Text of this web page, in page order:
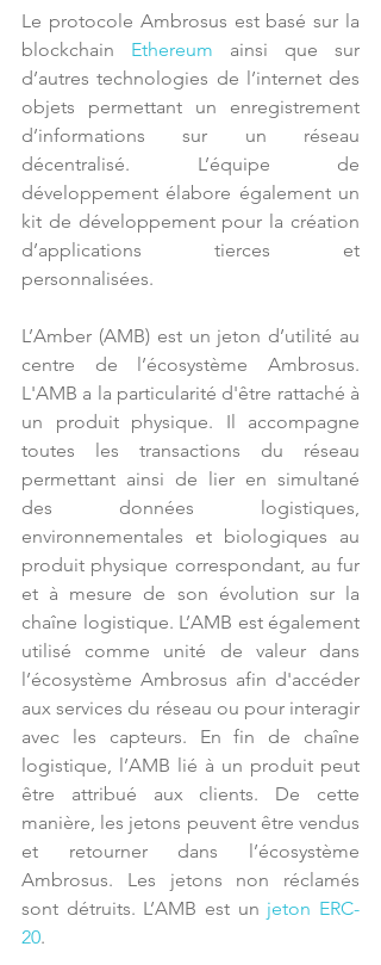
Le protocole Ambrosus est basé sur la
blockchain Ethereum ainsi que sur
d’autres technologies de l’internet des
objets permettant un enregistrement
d’informations sur un réseau
décentralisé. L’équipe de
développement élabore également un
kit de développement pour la création
d’applications tierces et
personnalisées.
L’Amber (AMB) est un jeton d’utilité au
centre de l’écosystème Ambrosus.
L'AMB a la particularité d'être rattaché à
un produit physique. Il accompagne
toutes les transactions du réseau
permettant ainsi de lier en simultané
des données logistiques,
environnementales et biologiques au
produit physique correspondant, au fur
et à mesure de son évolution sur la
chaîne logistique. L’AMB est également
utilisé comme unité de valeur dans
l’écosystème Ambrosus afin d'accéder
aux services du réseau ou pour interagir
avec les capteurs. En fin de chaîne
logistique, l’AMB lié à un produit peut
être attribué aux clients. De cette
manière, les jetons peuvent être vendus
et retourner dans l’écosystème
Ambrosus. Les jetons non réclamés
sont détruits. L’AMB est un jeton ERC-
20.